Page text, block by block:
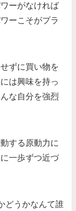
ーがなければ
ーこそがプラ
ずに買い物を
は興味を持っ
な自分を強烈
する原動力に
一歩ずつ近づ
どうかなんて誰